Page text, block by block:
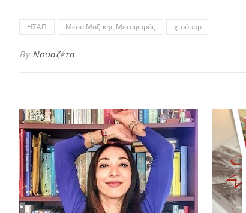
ΗΣΑΠ Μέσα Μαζικής Μεταφοράς χιούμορ
By Νουαζέτα